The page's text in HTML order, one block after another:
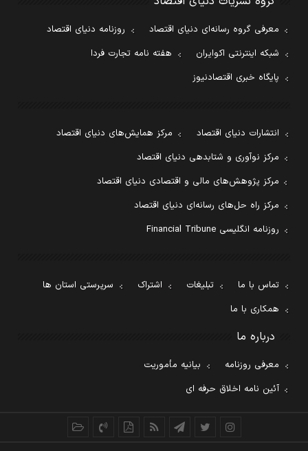
معرفی گروه رسانه‌ای دنیای اقتصاد
روزنامه دنیای اقتصاد
شبکه اینترنتی اکوایران
هفته نامه تجارت فردا
پایگاه خبری اقتصادنیوز
انتشارات دنیای اقتصاد
مرکز همایش‌های دنیای اقتصاد
مرکز نوآوری و شتابدهی دنیای اقتصاد
مرکز پژوهش‌های مالی و اقتصادی دنیای اقتصاد
مرکز راه حل‌های رسانه‌ای دنیای اقتصاد
روزنامه انگلیسی Financial Tribune
تماس با ما تبلیغات اشتراک
سرپرستی استان ها
همکاری با ما
درباره ما
معرفی روزنامه
بیانیه مأموریت
آئین نامه اخلاق حرفه ای